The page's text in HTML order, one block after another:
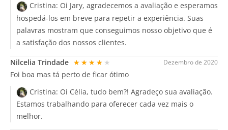
Cristina: Oi Jary, agradecemos a avaliação e esperamos
hospedá-los em breve para repetir a experiência. Suas
palavras mostram que conseguimos nosso objetivo que é
a satisfação dos nossos clientes.
Dezembro de 2020
Nilcelia Trindade ★★★★★
Foi boa mas tá perto de ficar ótimo
Cristina: Oi Célia, tudo bem?! Agradeço sua avaliação.
Estamos trabalhando para oferecer cada vez mais o
melhor.